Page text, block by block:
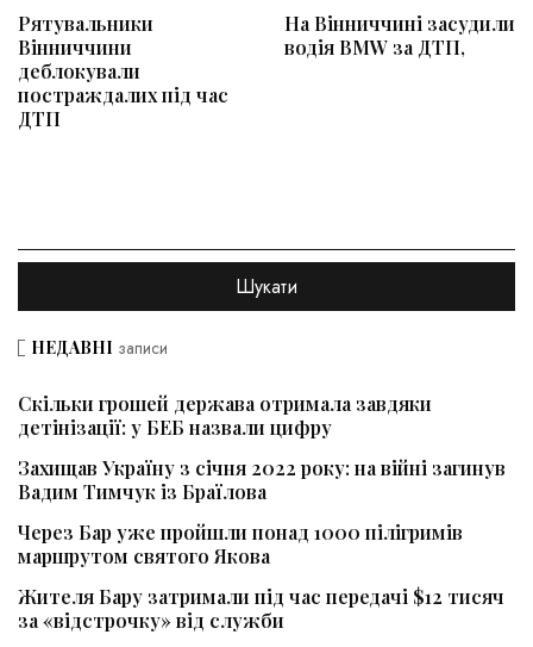
Рятувальники
Вінниччини
деблокували
постраждалих під час
ДТП
На Вінниччині засудили
водія BMW за ДТП,
НЕДАВНІ записи
Скільки грошей держава отримала завдяки
детінізації: у БЕБ назвали цифру
Захищав Україну з січня 2022 року: на війні загинув
Вадим Тимчук із Браїлова
Через Бар уже пройшли понад 1000 пілігримів
маршрутом святого Якова
Жителя Бару затримали під час передачі $12 тисяч
за «відстрочку» від служби